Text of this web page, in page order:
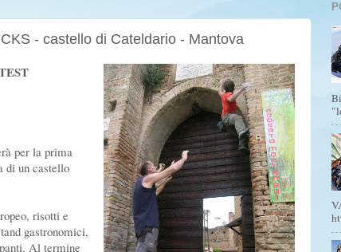
- castello di Cateldario - Mantova
per la prima
di un castello
risotti e
gastronomici,
Al termine